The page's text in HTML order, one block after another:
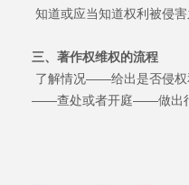
知道或应当知道权利被侵
三、著作权维权的流程
了解情况——给出是否侵
——查处或者开庭——做出